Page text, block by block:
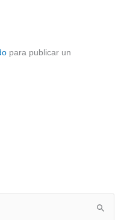
para publicar un